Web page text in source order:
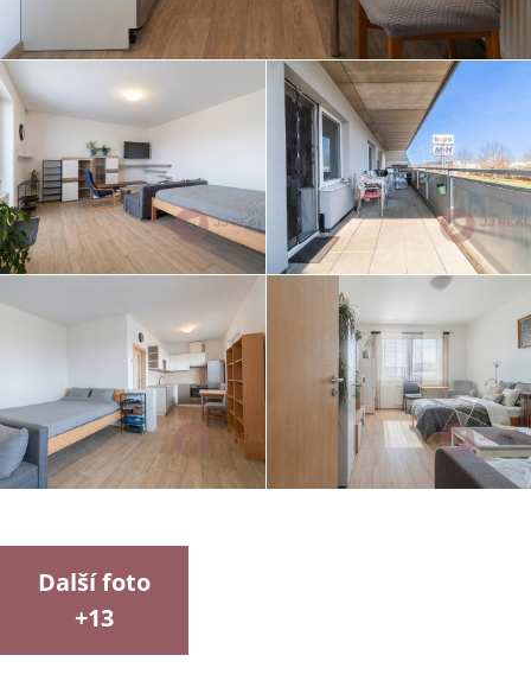
Další foto
+13